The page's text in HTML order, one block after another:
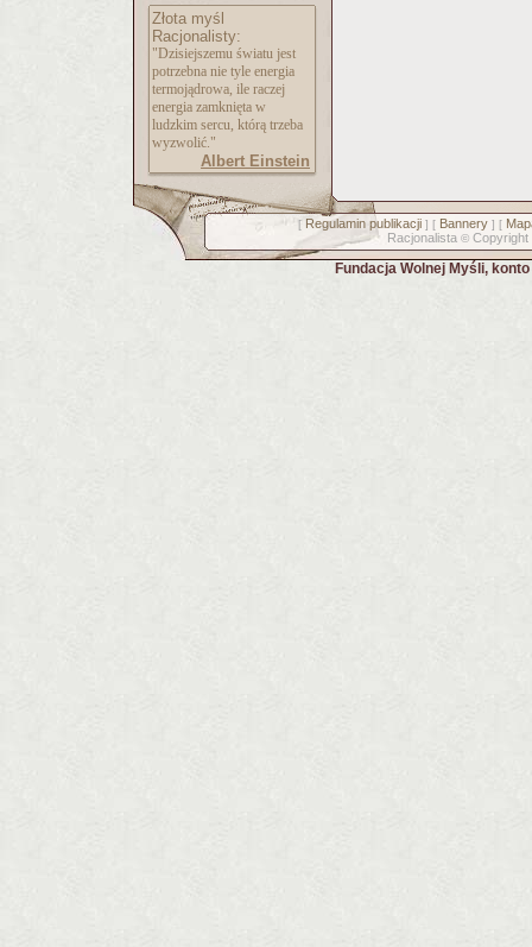
Złota myśl
Racjonalisty:
"Dzisiejszemu światu jest
potrzebna nie tyle energia
termojądrowa, ile raczej
energia zamknięta w
ludzkim sercu, którą trzeba
wyzwolić."
Albert Einstein
[ Regulamin publikacji] [ Bannery] [
Racjonalista © Copyright
Fundacja Wolnej Myśli,